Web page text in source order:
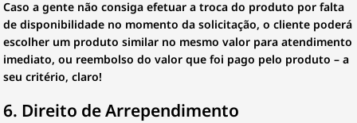
Caso a gente não consiga efetuar a troca do produto por falta
de disponibilidade no momento da solicitação, o cliente poderá
escolher um produto similar no mesmo valor para atendimento
imediato, ou reembolso do valor que foi pago pelo produto – a
seu critério, claro!
6. Direito de Arrependimento